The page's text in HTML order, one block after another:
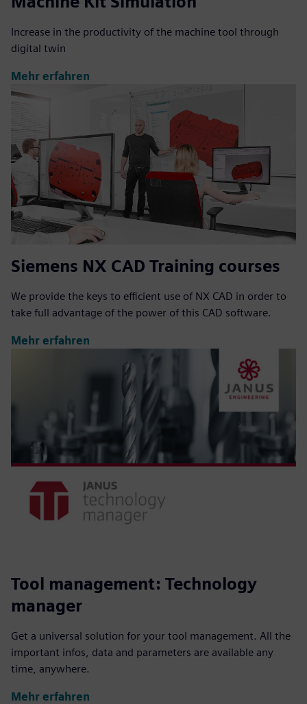
Increase in the productivity of the machine tool through
digital twin
Mehr erfahren
Siemens NX CAD Training courses
We provide the keys to efficient use of NX CAD in order to
take full advantage of the power of this CAD software.
Mehr erfahren
Tool management: Technology
manager
Get a universal solution for your tool management. All the
important infos, data and parameters are available any
time, anywhere.
Mehr erfahren